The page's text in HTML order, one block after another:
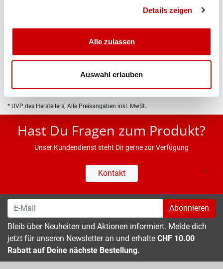
Details zeigen
Alle zulassen
Auswahl erlauben
Produktbeschreibung
* UVP des Herstellers; Alle Preisangaben inkl. MwSt.
Hast Du Fragen zum Produkt?
Unser Kundendienst steht Dir gerne zur Verfügung
Kontakt
Abonnieren
Bleib über Neuheiten und Aktionen informiert. Melde dich
jetzt für unseren Newsletter an und erhalte CHF 10.00
Rabatt auf Deine nächste Bestellung.